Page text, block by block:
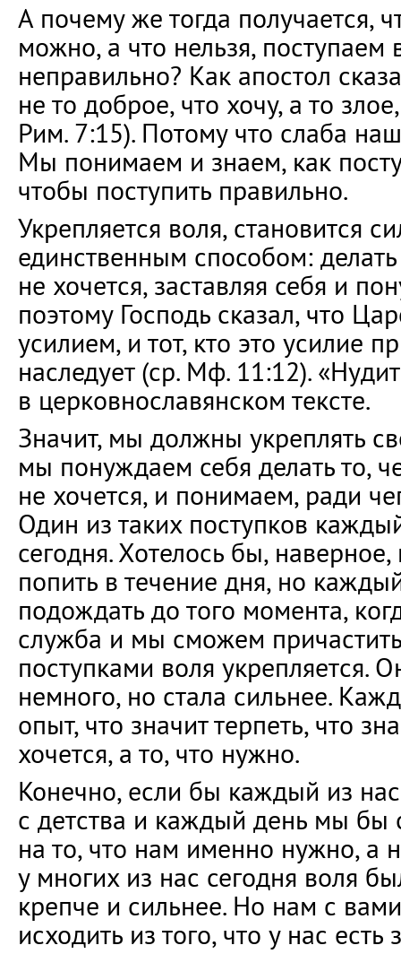
А почему же тогда получается,
можно, а что нельзя, поступаем
неправильно? Как апостол
не то доброе, что хочу, а то
Рим. 7:15). Потому что слаба
Мы понимаем и знаем, как
чтобы поступить правильно.
Укрепляется воля, становится
единственным способом: делать
не хочется, заставляя себя и
поэтому Господь сказал, что
усилием, и тот, кто это усилие
наследует (ср. Мф. 11:12).
в церковнославянском тексте.
Значит, мы должны укреплять
мы понуждаем себя делать то,
не хочется, и понимаем, ради
Один из таких поступков
сегодня. Хотелось бы,
попить в течение дня, но
подождать до того момента,
служба и мы сможем
поступками воля укрепляется.
немного, но стала сильнее.
опыт, что значит терпеть, что
хочется, а то, что нужно.
Конечно, если бы каждый из
с детства и каждый день мы
на то, что нам именно нужно, а
у многих из нас сегодня воля
крепче и сильнее. Но нам с
исходить из того, что у нас есть